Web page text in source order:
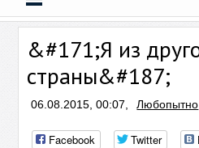
&#171;Я из
страны&#187;
06.08.2015, 00:07, Любопытно
Facebook Twitter